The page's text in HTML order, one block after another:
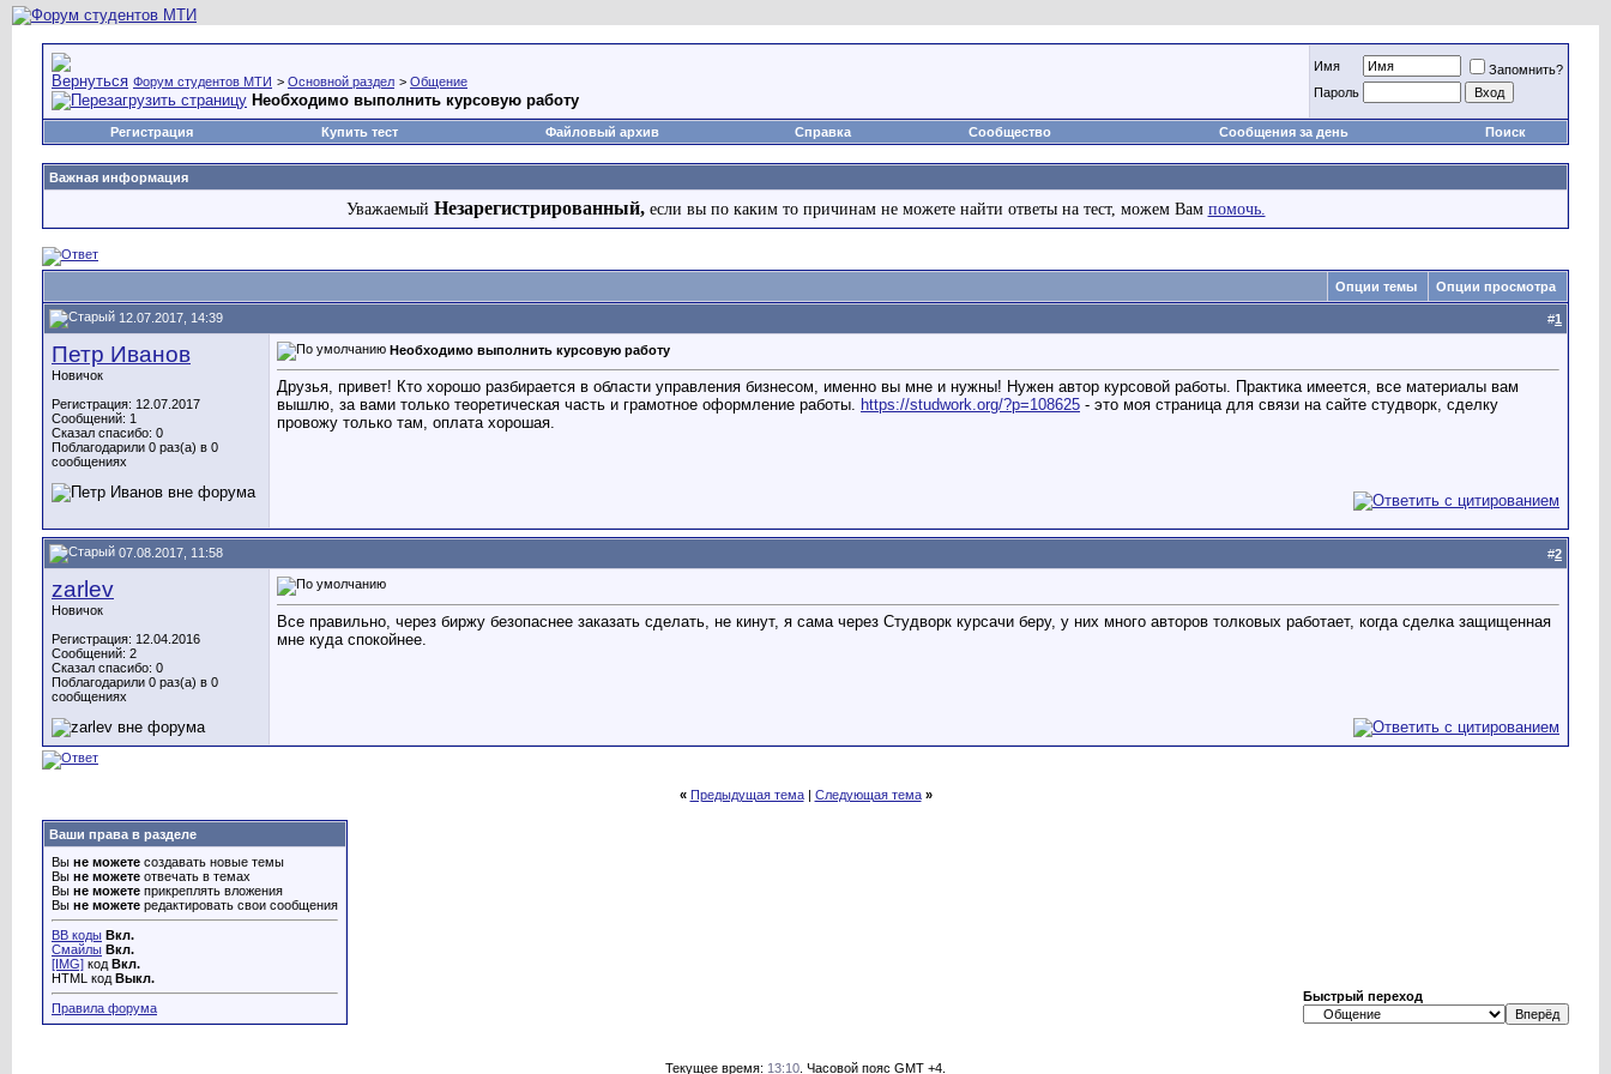
Форум студентов МТИ > Основной раздел > Общение
Необходимо выполнить курсовую работу
Имя
Запомнить?
Пароль
Регистрация Купить тест Файловый архив Справка Сообщество Сообщения за день Поиск
Важная информация
Уважаемый Незарегистрированный, если вы по каким то причинам не можете найти ответы на тест, можем Вам помочь.
Опции темы Опции просмотра
12.07.2017, 14:39 #1
Петр Иванов
Новичок
Регистрация: 12.07.2017
Сообщений: 1
Сказал спасибо: 0
Поблагодарили 0 раз(а) в 0
сообщениях
Необходимо выполнить курсовую работу
Друзья, привет! Кто хорошо разбирается в области управления бизнесом, именно вы мне и нужны! Нужен автор курсовой работы. Практика имеется, все материалы вам
вышлю, за вами только теоретическая часть и грамотное оформление работы. https://studwork.org/?p=108625 - это моя страница для связи на сайте студворк, сделку
провожу только там, оплата хорошая.
07.08.2017, 11:58 #2
zarlev
Новичок
Регистрация: 12.04.2016
Сообщений: 2
Сказал спасибо: 0
Поблагодарили 0 раз(а) в 0
сообщениях
Все правильно, через биржу безопаснее заказать сделать, не кинут, я сама через Студворк курсачи беру, у них много авторов толковых работает, когда сделка защищенная
мне куда спокойнее.
« Предыдущая тема| Следующая тема »
Ваши права в разделе
Вы не можете создавать новые темы
Вы не можете отвечать в темах
Вы не можете прикреплять вложения
Вы не можете редактировать свои сообщения
BB коды Вкл.
Смайлы Вкл.
[IMG] код Вкл.
HTML код Выкл.
Правила форума
Быстрый переход
Текущее время: 13:10 . Часовой пояс GMT +4.